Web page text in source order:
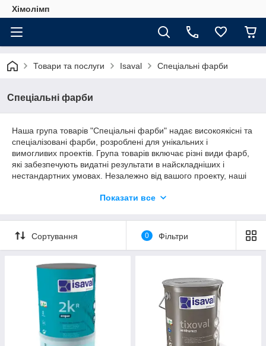
Хімолімп
Товари та послуги Isaval Спеціальні фарби
Спеціальні фарби
Наша група товарів "Спеціальні фарби" надає високоякісні та
спеціалізовані фарби, розроблені для унікальних і
вимогливих проектів. Група товарів включає різні види фарб,
які забезпечують видатні результати в найскладніших і
нестандартних умовах. Незалежно від вашого проекту, наші
властивості, які потрібні для успішної реалізації ваших
Показати все
Сортування 0 Фільтри